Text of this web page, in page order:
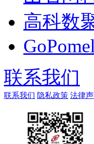
高科数
联系我们
联系我们 隐私政策 法律